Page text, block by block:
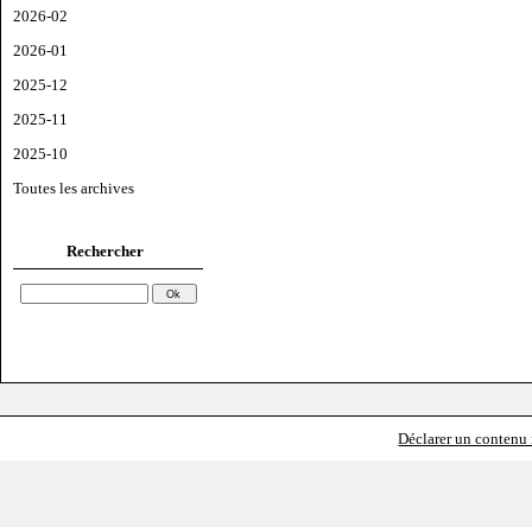
2026-02
2026-01
2025-12
2025-11
2025-10
Toutes les archives
Rechercher
Déclarer un